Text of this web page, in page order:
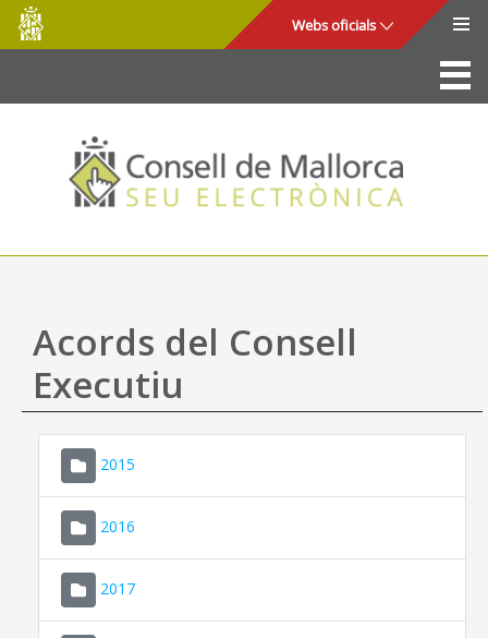
Salta al contingut principal
Consell
de
Mallorca
Webs oficials
La Seu
Consell de Mallorca
Accés i seguretat
Utilitats
Ajuda
Acords del Consell
Executiu
2015
2016
2017